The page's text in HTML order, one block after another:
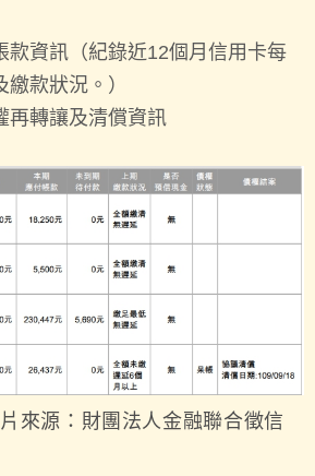
款資訊（紀錄近12個月信用卡每
款狀況。）
再轉讓及清償資訊
來源：財團法人金融聯合徵信